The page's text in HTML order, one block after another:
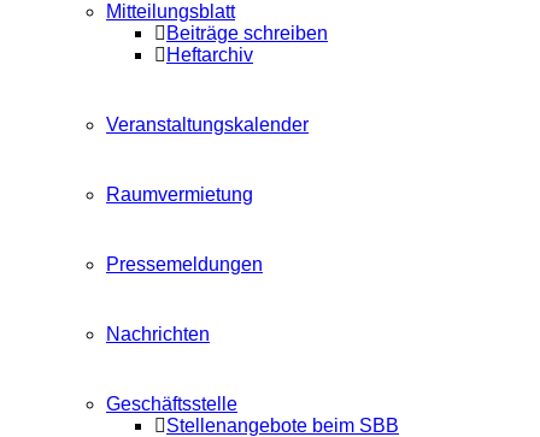
Mitteilungsblatt
Beiträge schreiben
Heftarchiv
Veranstaltungskalender
Raumvermietung
Pressemeldungen
Nachrichten
Geschäftsstelle
Stellenangebote beim SBB